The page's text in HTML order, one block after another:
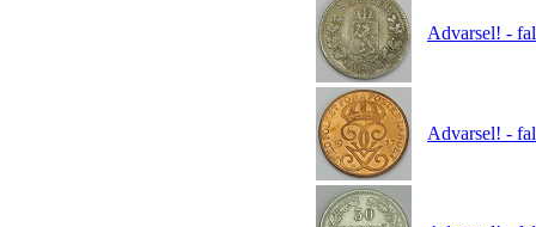
Advarsel! -
Advarsel! -